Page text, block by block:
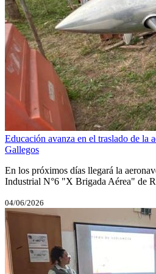
Educación avanza en el traslado de la
Gallegos
En los próximos días llegará la
Industrial N°6 "X Brigada Aérea" de
04/06/2026